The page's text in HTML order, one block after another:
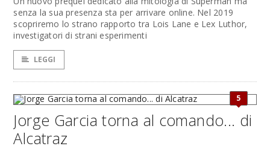
senza la sua presenza sta per arrivare online. Nel 2019
scopriremo lo strano rapporto tra Lois Lane e Lex Luthor,
investigatori di strani esperimenti
LEGGI
5
Jorge Garcia torna al comando... di
Alcatraz